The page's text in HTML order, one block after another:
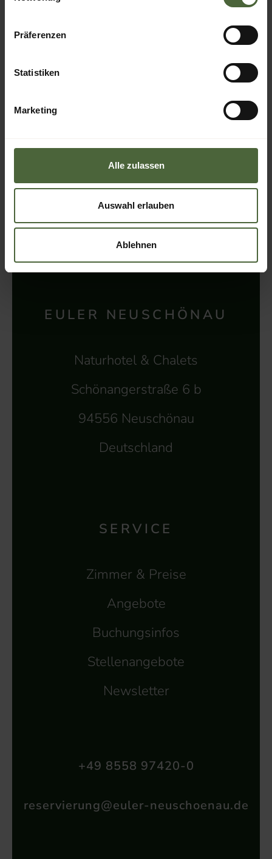
Präferenzen
Statistiken
Marketing
Alle zulassen
Auswahl erlauben
Ablehnen
EULER NEUSCHÖNAU
Naturhotel & Chalets
Schönangerstraße 6 b
94556 Neuschönau
Deutschland
+49 8558 97420-0
reservierung@euler-neuschoenau.de
SERVICE
Zimmer & Preise
Angebote
Buchungsinfos
Stellenangebote
Newsletter